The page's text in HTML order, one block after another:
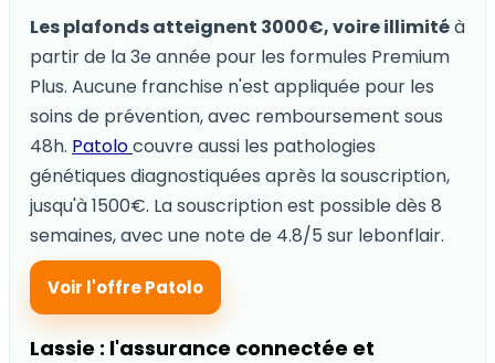
Les plafonds atteignent 3000€, voire illimitéà
partir de la 3e année pour les formules Premium
Plus. Aucune franchise n'est appliquée pour les
soins de prévention, avec remboursement sous
48h. Patolocouvre aussi les pathologies
génétiques diagnostiquées après la souscription,
jusqu'à 1500€. La souscription est possible dès 8
semaines, avec une note de 4.8/5 sur lebonflair.
Voir l'offre Patolo
Lassie : l'assurance connectée et